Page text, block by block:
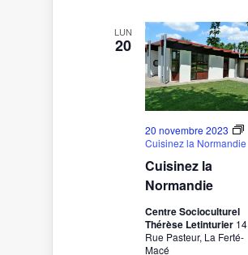
LUN
20
Cuisinez la
Normandie
20 novembre 2023
Cuisinez la Normandie
Centre Socioculturel
Thérèse Letinturier 14
Rue Pasteur, La Ferté-
Macé